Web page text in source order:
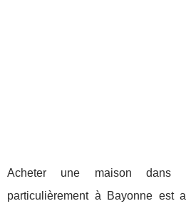
Acheter une maison
particulièrement à Bayonne est